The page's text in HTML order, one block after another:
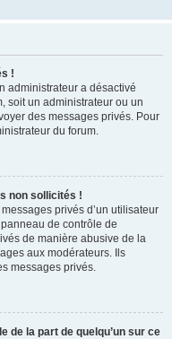
!
administrateur a désactivé
soit un administrateur ou un
des messages privés. Pour
du forum.
non sollicités !
privés d’un utilisateur
de contrôle de
de manière abusive de la
aux modérateurs. Ils
messages privés.
de la part de quelqu’un sur ce